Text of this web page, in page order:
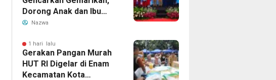
Dorong Anak dan Ibu
Hamil Penuhi Protein
Nazwa
1 hari lalu
Gerakan Pangan Murah
HUT RI Digelar di Enam
Kecamatan Kota